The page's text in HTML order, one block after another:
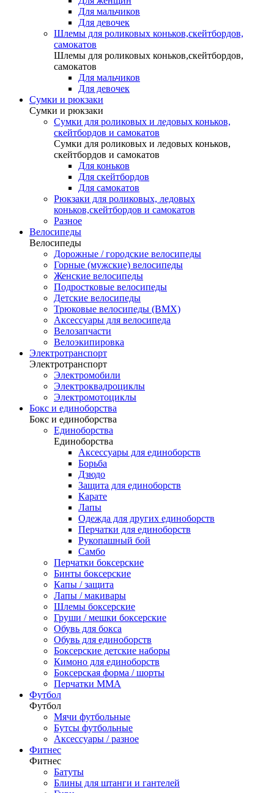
Для мальчиков
Для девочек
Шлемы для роликовых коньков,скейтбордов,
самокатов
Шлемы для роликовых коньков,скейтбордов,
самокатов
Для мальчиков
Для девочек
Сумки и рюкзаки
Сумки и рюкзаки
Сумки для роликовых и ледовых коньков,
скейтбордов и самокатов
Сумки для роликовых и ледовых коньков,
скейтбордов и самокатов
Для коньков
Для скейтбордов
Для самокатов
Рюкзаки для роликовых, ледовых
коньков,скейтбордов и самокатов
Разное
Велосипеды
Велосипеды
Дорожные / городские велосипеды
Горные (мужские) велосипеды
Женские велосипеды
Подростковые велосипеды
Детские велосипеды
Трюковые велосипеды (BMX)
Аксессуары для велосипеда
Велозапчасти
Велоэкипировка
Электротранспорт
Электротранспорт
Электромобили
Электроквадроциклы
Электромотоциклы
Бокс и единоборства
Бокс и единоборства
Единоборства
Единоборства
Аксессуары для единоборств
Борьба
Дзюдо
Защита для единоборств
Карате
Лапы
Одежда для других единоборств
Перчатки для единоборств
Рукопашный бой
Самбо
Перчатки боксерские
Бинты боксерские
Капы / защита
Лапы / макивары
Шлемы боксерские
Груши / мешки боксерские
Обувь для бокса
Обувь для единоборств
Боксерские детские наборы
Кимоно для единоборств
Боксерская форма / шорты
Перчатки ММА
Футбол
Футбол
Мячи футбольные
Бутсы футбольные
Аксессуары / разное
Фитнес
Фитнес
Батуты
Блины для штанги и гантелей